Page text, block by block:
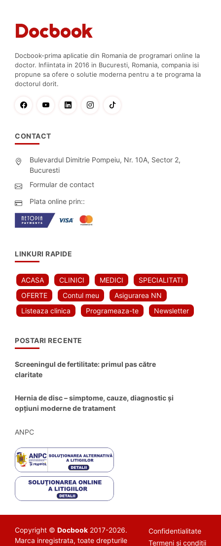
Docbook-prima aplicatie din Romania de programari online la
doctor. Infiintata in 2016 in Bucuresti, Romania, compania isi
propune sa ofere o solutie moderna pentru a te programa la
doctorul dorit.
CONTACT
Bulevardul Dimitrie Pompeiu, Nr. 10A, Sector 2,
Bucuresti
Formular de contact
Plata online prin::
LINKURI RAPIDE
ACASA CLINICI MEDICI
SPECIALITATI
OFERTE
Contul meu
Asigurarea NN
Listeaza clinica
Programeaza-te Newsletter
POSTARI RECENTE
Screeningul de fertilitate: primul pas către
claritate
Hernia de disc – simptome, cauze, diagnostic și
opțiuni moderne de tratament
ANPC
Copyright © Docbook 2017-2026.
Marca inregistrata, toate drepturile
Confidentialitate
Termeni si conditii